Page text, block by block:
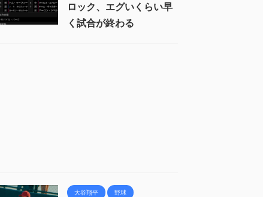
ロック、エグいくらい早
く試合が終わる
大谷翔平 野球